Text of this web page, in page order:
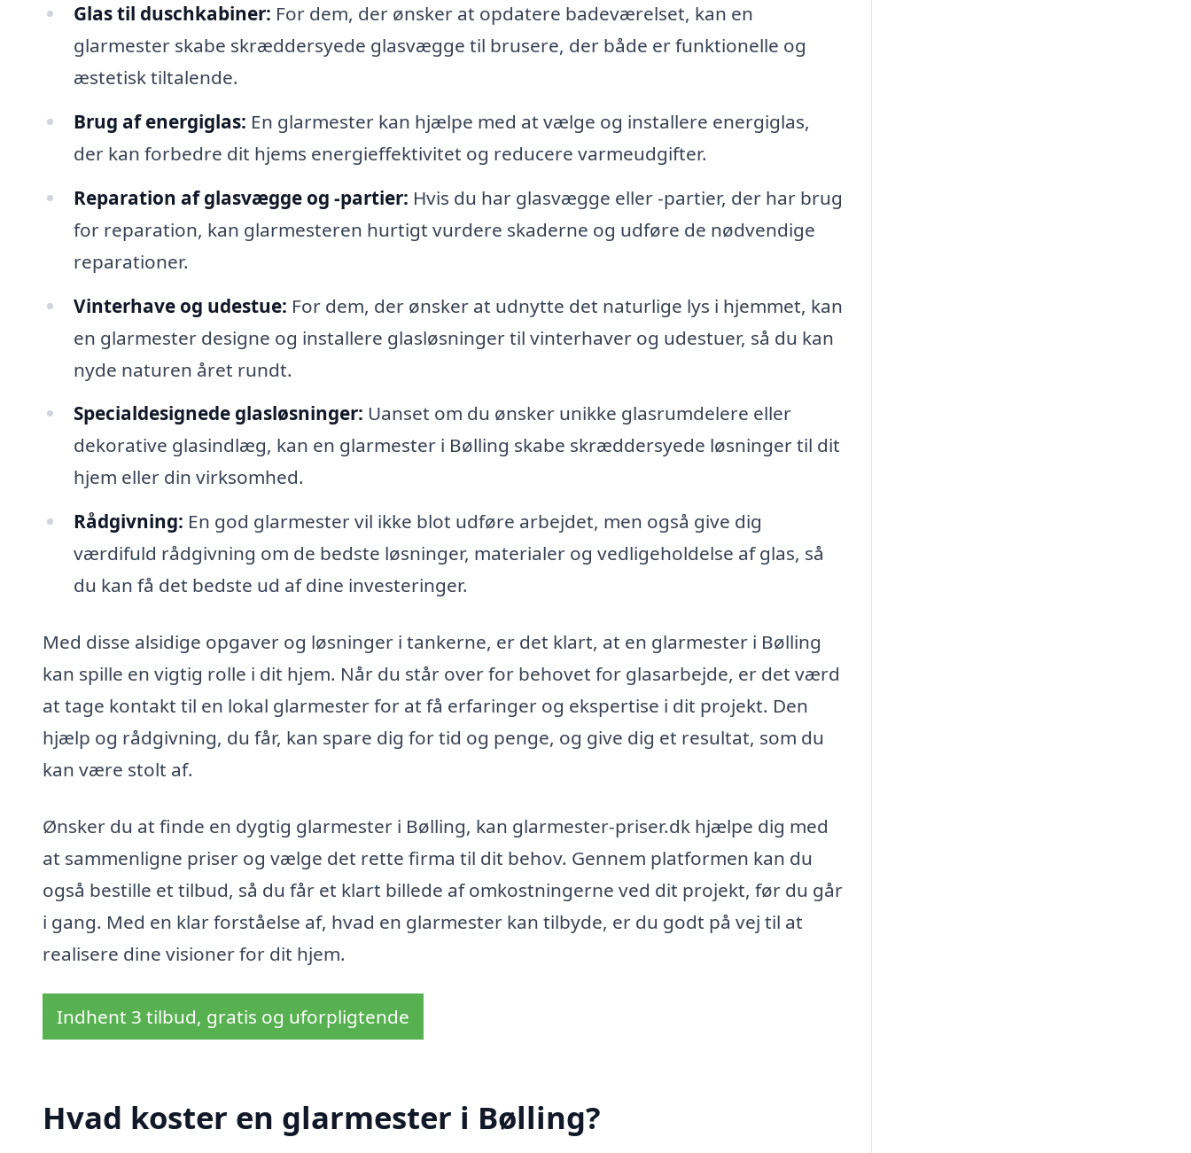
Glas til duschkabiner: For dem, der ønsker at opdatere badeværelset, kan en
glarmester skabe skræddersyede glasvægge til brusere, der både er funktionelle og
æstetisk tiltalende.
Brug af energiglas: En glarmester kan hjælpe med at vælge og installere energiglas,
der kan forbedre dit hjems energieffektivitet og reducere varmeudgifter.
Reparation af glasvægge og -partier: Hvis du har glasvægge eller -partier, der har brug
for reparation, kan glarmesteren hurtigt vurdere skaderne og udføre de nødvendige
reparationer.
Vinterhave og udestue: For dem, der ønsker at udnytte det naturlige lys i hjemmet, kan
en glarmester designe og installere glasløsninger til vinterhaver og udestuer, så du kan
nyde naturen året rundt.
Specialdesignede glasløsninger: Uanset om du ønsker unikke glasrumdelere eller
dekorative glasindlæg, kan en glarmester i Bølling skabe skræddersyede løsninger til dit
hjem eller din virksomhed.
Rådgivning: En god glarmester vil ikke blot udføre arbejdet, men også give dig
værdifuld rådgivning om de bedste løsninger, materialer og vedligeholdelse af glas, så
du kan få det bedste ud af dine investeringer.
Med disse alsidige opgaver og løsninger i tankerne, er det klart, at en glarmester i Bølling
kan spille en vigtig rolle i dit hjem. Når du står over for behovet for glasarbejde, er det værd
at tage kontakt til en lokal glarmester for at få erfaringer og ekspertise i dit projekt. Den
hjælp og rådgivning, du får, kan spare dig for tid og penge, og give dig et resultat, som du
kan være stolt af.
Ønsker du at finde en dygtig glarmester i Bølling, kan glarmester-priser.dk hjælpe dig med
at sammenligne priser og vælge det rette firma til dit behov. Gennem platformen kan du
også bestille et tilbud, så du får et klart billede af omkostningerne ved dit projekt, før du går
i gang. Med en klar forståelse af, hvad en glarmester kan tilbyde, er du godt på vej til at
realisere dine visioner for dit hjem.
Indhent 3 tilbud, gratis og uforpligtende
Hvad koster en glarmester i Bølling?